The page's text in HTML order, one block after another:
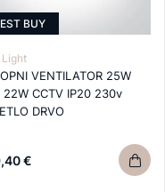
BUY
Light
VENTILATOR 25W
22W CCTV IP20 230v
DRVO
€